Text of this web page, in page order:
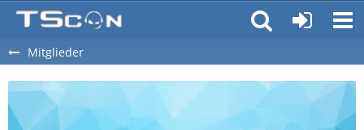
Mitglieder